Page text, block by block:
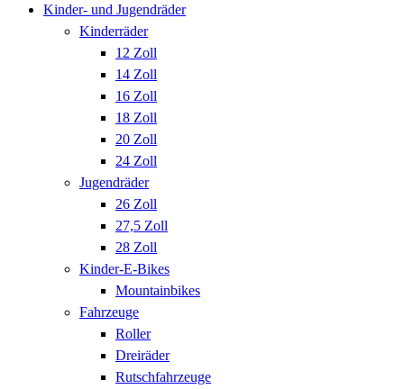
Kinder- und Jugendräder
Kinderräder
12 Zoll
14 Zoll
16 Zoll
18 Zoll
20 Zoll
24 Zoll
Jugendräder
26 Zoll
27,5 Zoll
28 Zoll
Kinder-E-Bikes
Mountainbikes
Fahrzeuge
Roller
Dreiräder
Rutschfahrzeuge